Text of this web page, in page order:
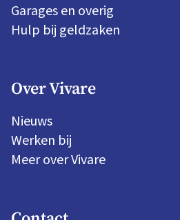
Garages en overig
Hulp bij geldzaken
Over Vivare
Nieuws
Werken bij
Meer over Vivare